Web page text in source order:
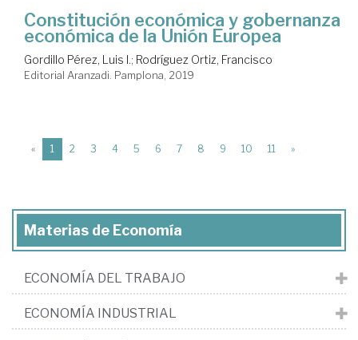
Constitución económica y gobernanza
económica de la Unión Europea
Gordillo Pérez, Luis I.; Rodríguez Ortiz, Francisco
Editorial Aranzadi. Pamplona, 2019
« 1 (current)
2 3 4 5 6 7 8 9 10 11 »
Materias de Economía
ECONOMÍA DEL TRABAJO
ECONOMÍA INDUSTRIAL